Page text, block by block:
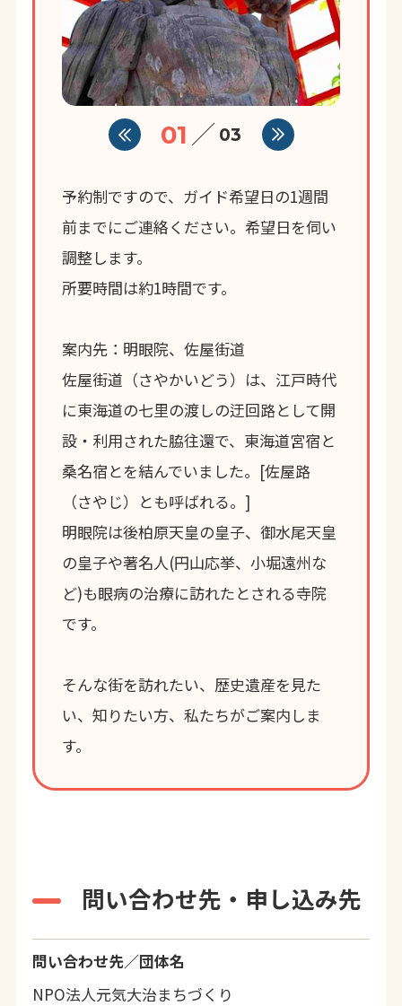
01 03
予約制ですので、ガイド希望日の1週間
前までにご連絡ください。希望日を伺い
調整します。
所要時間は約1時間です。
案内先：明眼院、佐屋街道
佐屋街道（さやかいどう）は、江戸時代
に東海道の七里の渡しの迂回路として開
設・利用された脇往還で、東海道宮宿と
桑名宿とを結んでいました。[佐屋路
（さやじ）とも呼ばれる。]
明眼院は後柏原天皇の皇子、御水尾天皇
の皇子や著名人(円山応挙、小堀遠州な
ど)も眼病の治療に訪れたとされる寺院
です。
そんな街を訪れたい、歴史遺産を見た
い、知りたい方、私たちがご案内しま
す。
問い合わせ先・申し込み先
問い合わせ先／団体名
NPO法人元気大治まちづくり